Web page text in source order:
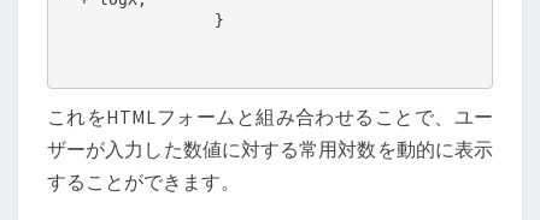
これをHTMLフォームと組み合わせることで、ユー
ザーが入力した数値に対する常用対数を動的に表示
することができます。